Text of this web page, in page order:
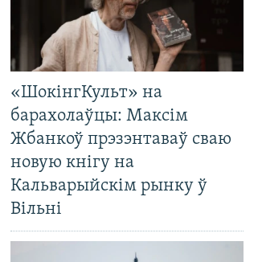
«ШокінгКульт» на
барахолаўцы: Максім
Жбанкоў прэзэнтаваў сваю
новую кнігу на
Кальварыйскім рынку ў
Вільні